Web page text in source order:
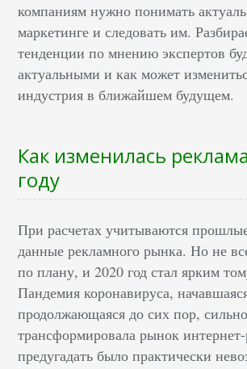
компаниям нужно понимать
маркетинге и следовать им.
тенденции по мнению экспертов
актуальными и как может
индустрия в ближайшем будущем.
Как изменилась
году
При расчетах учитываются
данные рекламного рынка. Но не
по плану, и 2020 год стал ярким
Пандемия коронавируса,
продолжающаяся до сих пор, сильно
трансформировала рынок
предугадать было практически